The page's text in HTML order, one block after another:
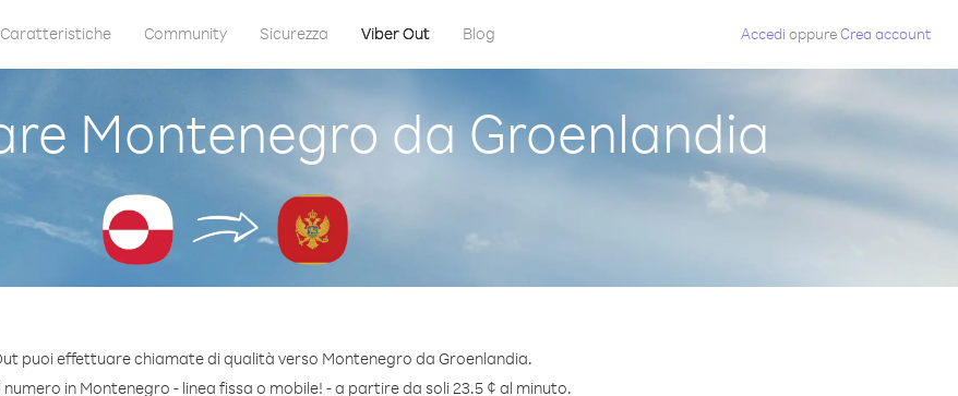
Caratteristiche Community Sicurezza Viber Out Blog Accedi oppureCrea account
Montenegro da Groenlandia
puoi effettuare chiamate di qualità verso Montenegro da Groenlandia.
in Montenegro - linea fissa o mobile! - a partire da soli 23.5 ¢ al minuto.